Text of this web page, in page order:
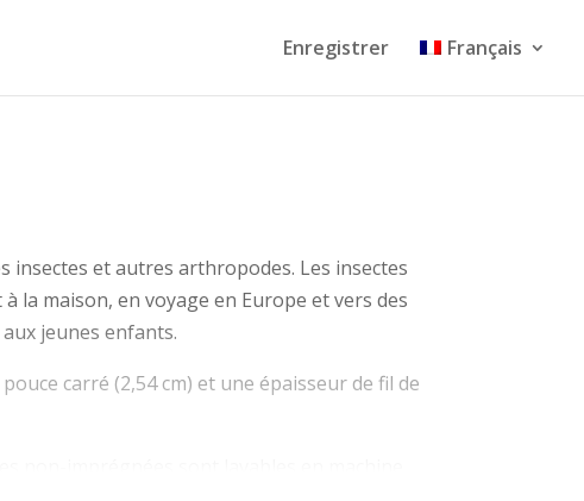
Enregistrer Français
et autres arthropodes. Les insectes
la maison, en voyage en Europe et vers des
jeunes enfants.
carré (2,54 cm) et une épaisseur de fil de